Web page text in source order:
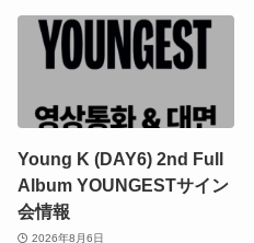
Young K (DAY6) 2nd Full
Album YOUNGESTサイン
会情報
2026年8月6日